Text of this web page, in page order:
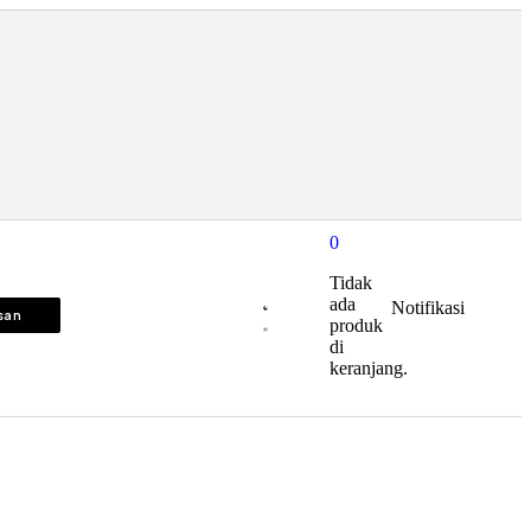
0
Tidak
ada
produk
di
keranjang.
Notifikasi